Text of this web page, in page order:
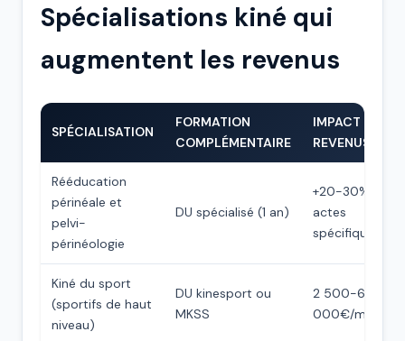
Spécialisations kiné qui
augmentent les revenus
SPÉCIALISATION
FORMATION
COMPLÉMENTAIRE
IMPACT
REVENUS
Rééducation
périnéale et
pelvi-
périnéologie
DU spécialisé (1 an)
+20-30%
actes
spécifiques
Kiné du sport
(sportifs de haut
niveau)
DU kinesport ou
MKSS
2 500-6
000€/mois